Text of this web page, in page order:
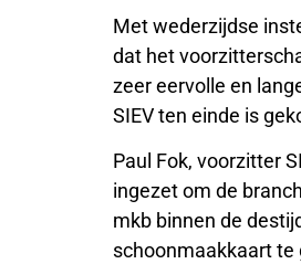
Met wederzijdse
dat het
zeer eervolle en
SIEV ten einde is
Paul Fok, voorzitter
ingezet om de
mkb binnen de
schoonmaakkaart te